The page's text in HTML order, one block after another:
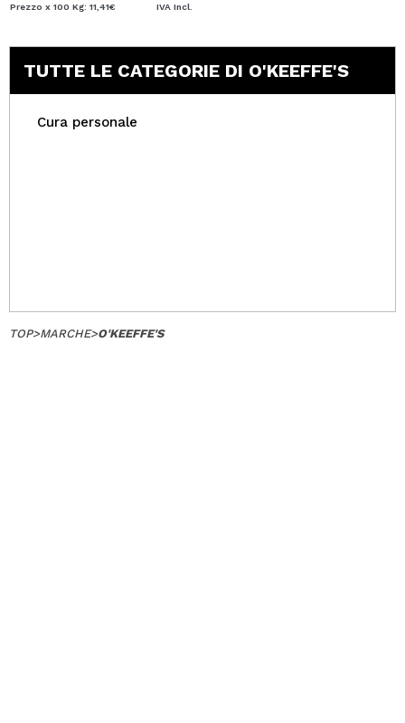
Prezzo x 100 Kg: 11,41€ IVA Incl.
TUTTE LE CATEGORIE DI O'KEEFFE'S
Cura personale
TOP>MARCHE>O'KEEFFE'S